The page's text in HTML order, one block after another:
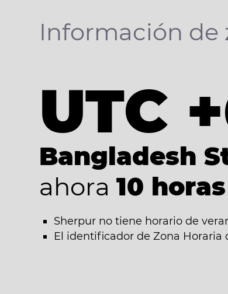
Información de
UTC
Bangladesh
ahora 10
Sherpur no tiene horario de
El identificador de Zona Horaria